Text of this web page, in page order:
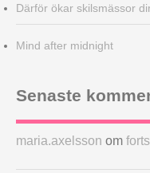
Därför ökar skilsmässor
Mind after midnight
Senaste
maria.axelsson om